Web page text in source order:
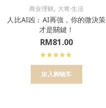
商业理财, 大将·生活
人比AI凶：AI再強，你的微決策
才是關鍵！
RM81.00
加入购物车